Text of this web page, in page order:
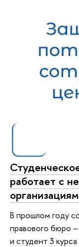
работает с
В прошлом году
правового бюро
и студент 3